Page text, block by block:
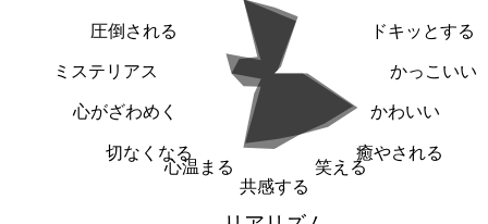
ドキッとする
かっこいい
かわいい
癒やされる
笑える
共感する
心温まる
切なくなる
心がざわめく
ミステリアス
圧倒される